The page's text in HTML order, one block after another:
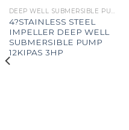
DEEP WELL SUBMERSIBLE PUMP
4?STAINLESS STEEL
IMPELLER DEEP WELL
SUBMERSIBLE PUMP
12KIPAS 3HP